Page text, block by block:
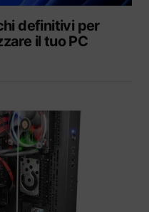
definitivi per
il tuo PC